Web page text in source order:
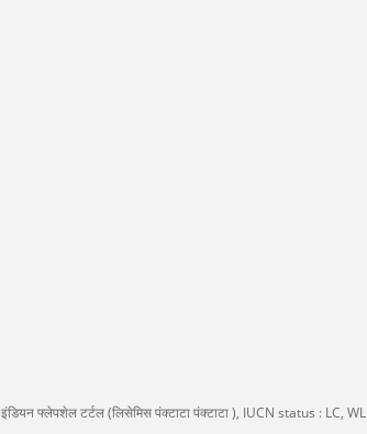
इंडियन फ्लेपशेल टर्टल (लिसेमिस पंक्टाटा पंक्टाटा ), IUCN status : LC,